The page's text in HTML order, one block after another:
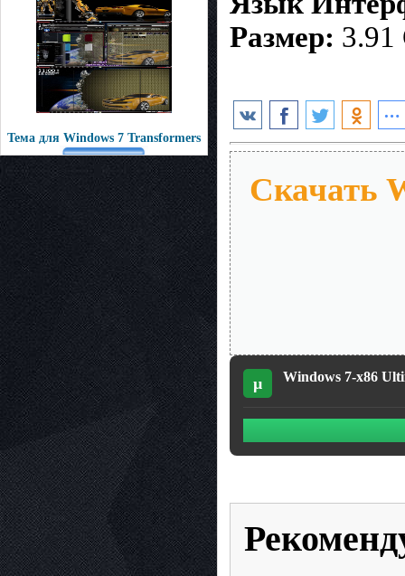
Тема для Windows 7 Transformers
Размер: 3.91
Скачать
µ Windows 7-x86